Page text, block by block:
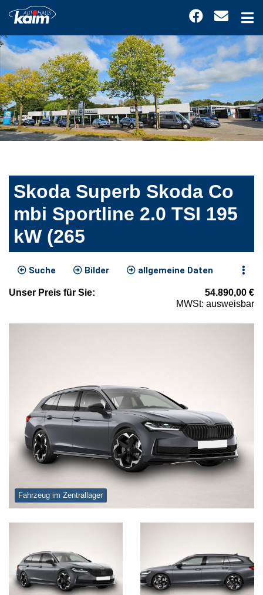
Skoda Superb Skoda Co
mbi Sportline 2.0 TSI 195
kW (265
Suche Bilder allgemeine Daten
Unser Preis für Sie: 54.890,00 €
MWSt: ausweisbar
Fahrzeug im Zentrallager